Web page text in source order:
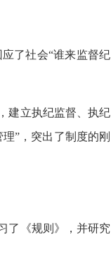
了社会“谁来监督纪
建立执纪监督、执纪
”，突出了制度的刚
了《规则》，并研究